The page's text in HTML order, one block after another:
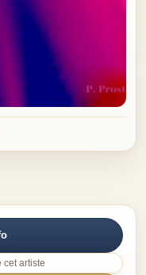
cet artiste